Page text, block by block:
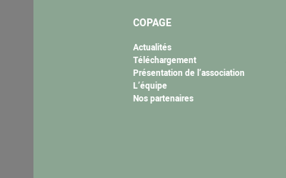
COPAGE
Actualités
Téléchargement
Présentation de l’association
L’équipe
Nos partenaires